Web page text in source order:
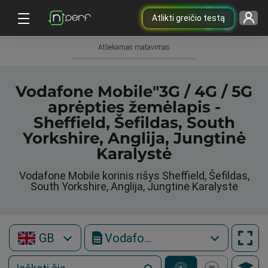
Atlikti greičio testą
Atliekamas matavimas
Vodafone Mobile"3G / 4G / 5G
aprėpties žemėlapis -
Sheffield, Šefildas, South
Yorkshire, Anglija, Jungtinė
Karalystė
Vodafone Mobile korinis rišys Sheffield, Šefildas,
South Yorkshire, Anglija, Jungtinė Karalystė
GB Vodafone Mobile